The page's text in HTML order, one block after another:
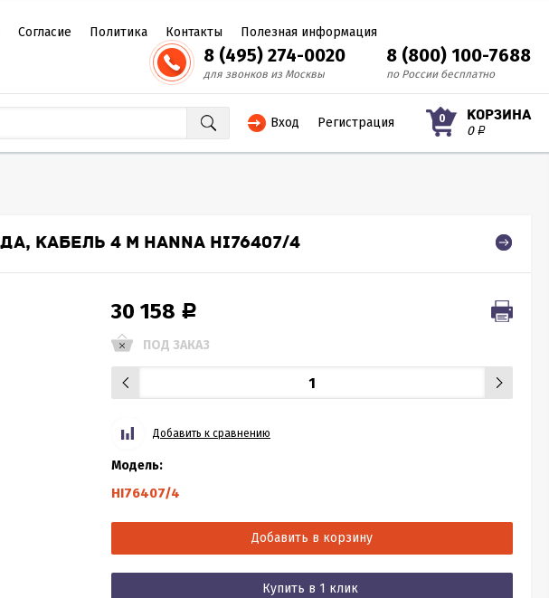
Согласие Политика Контакты Полезная информация
8 (495) 274-0020
для звонков из Москвы
8 (800) 100-7688
по России бесплатно
Вход Регистрация 0 КОРЗИНА
0 Р
КАБЕЛЬ 4 М HANNA HI76407/4
30 158 Р
ПОД ЗАКАЗ
Добавить к сравнению
Модель:
HI76407/4
Добавить в корзину
Купить в 1 клик